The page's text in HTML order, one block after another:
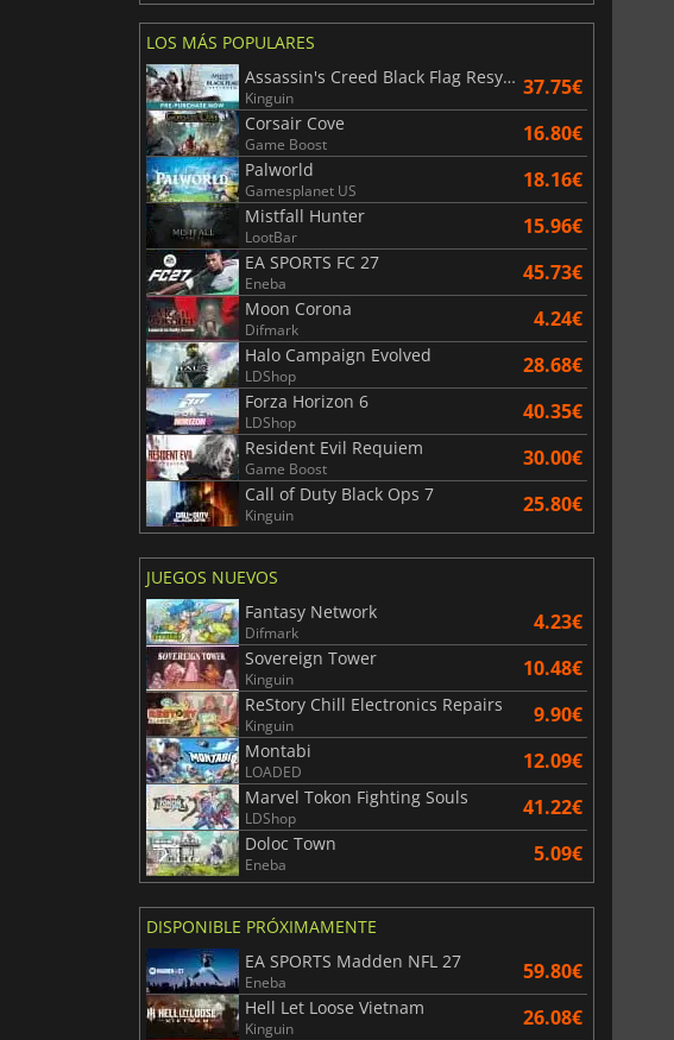
LOS MÁS POPULARES
Assassin's Creed Black Flag Resynced
Kinguin 37.75€
Corsair Cove
Game Boost 16.80€
Palworld
Gamesplanet US 18.16€
Mistfall Hunter
LootBar 15.96€
EA SPORTS FC 27
Eneba 45.73€
Moon Corona
Difmark 4.24€
Halo Campaign Evolved
LDShop 28.68€
Forza Horizon 6
LDShop 40.35€
Resident Evil Requiem
Game Boost 30.00€
Call of Duty Black Ops 7
Kinguin 25.80€
JUEGOS NUEVOS
Fantasy Network
Difmark 4.23€
Sovereign Tower
Kinguin 10.48€
ReStory Chill Electronics Repairs
Kinguin 9.90€
Montabi
LOADED 12.09€
Marvel Tokon Fighting Souls
LDShop 41.22€
Doloc Town
Eneba 5.09€
DISPONIBLE PRÓXIMAMENTE
EA SPORTS Madden NFL 27
Eneba 59.80€
Hell Let Loose Vietnam
Kinguin 26.08€